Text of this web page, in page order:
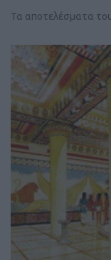
Τα αποτελέσματα